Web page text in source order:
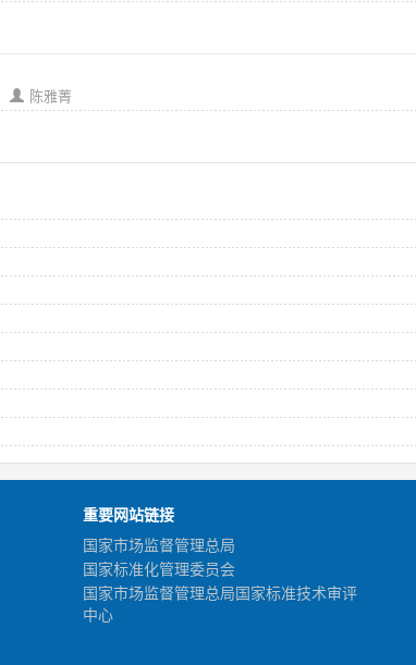
陈雅菁
重要网站链接
国家市场监督管理总局
国家标准化管理委员会
国家市场监督管理总局国家标准技术审评
中心